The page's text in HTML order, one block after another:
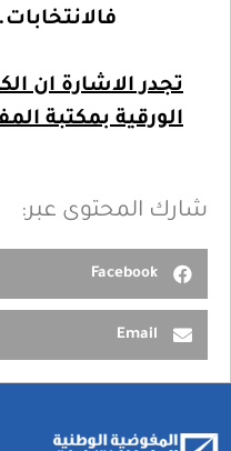
فالانتخابات.
تجدر الاشارة ان
الورقية بمكتبة
شارك المحتوى عبر:
Facebook
Email